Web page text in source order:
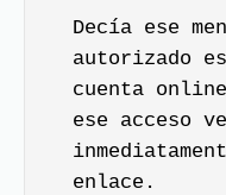
Decía ese
autorizado
cuenta
ese acceso
enlace.